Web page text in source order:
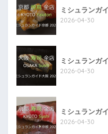
ミシュランガ
2026-04-30
ミシュランガ
2026-04-30
ミシュランガ
2026-04-30